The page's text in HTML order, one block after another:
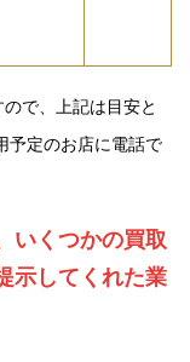
で、上記は目安と
予定のお店に電話で
いくつかの買取
示してくれた業